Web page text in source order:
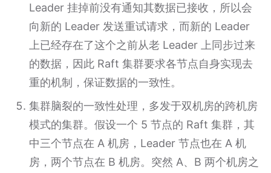
Leader 挂掉前没有通知其数据已接收，所以会
向新的 Leader 发送重试请求，而新的 Leader
上已经存在了这个之前从老 Leader 上同步过来
的数据，因此 Raft 集群要求各节点自身实现去
重的机制，保证数据的一致性。
集群脑裂的一致性处理，多发于双机房的跨机房
模式的集群。假设一个 5 节点的 Raft 集群，其
中三个节点在 A 机房，Leader 节点也在 A 机
房，两个节点在 B 机房。突然 A、B 两个机房之